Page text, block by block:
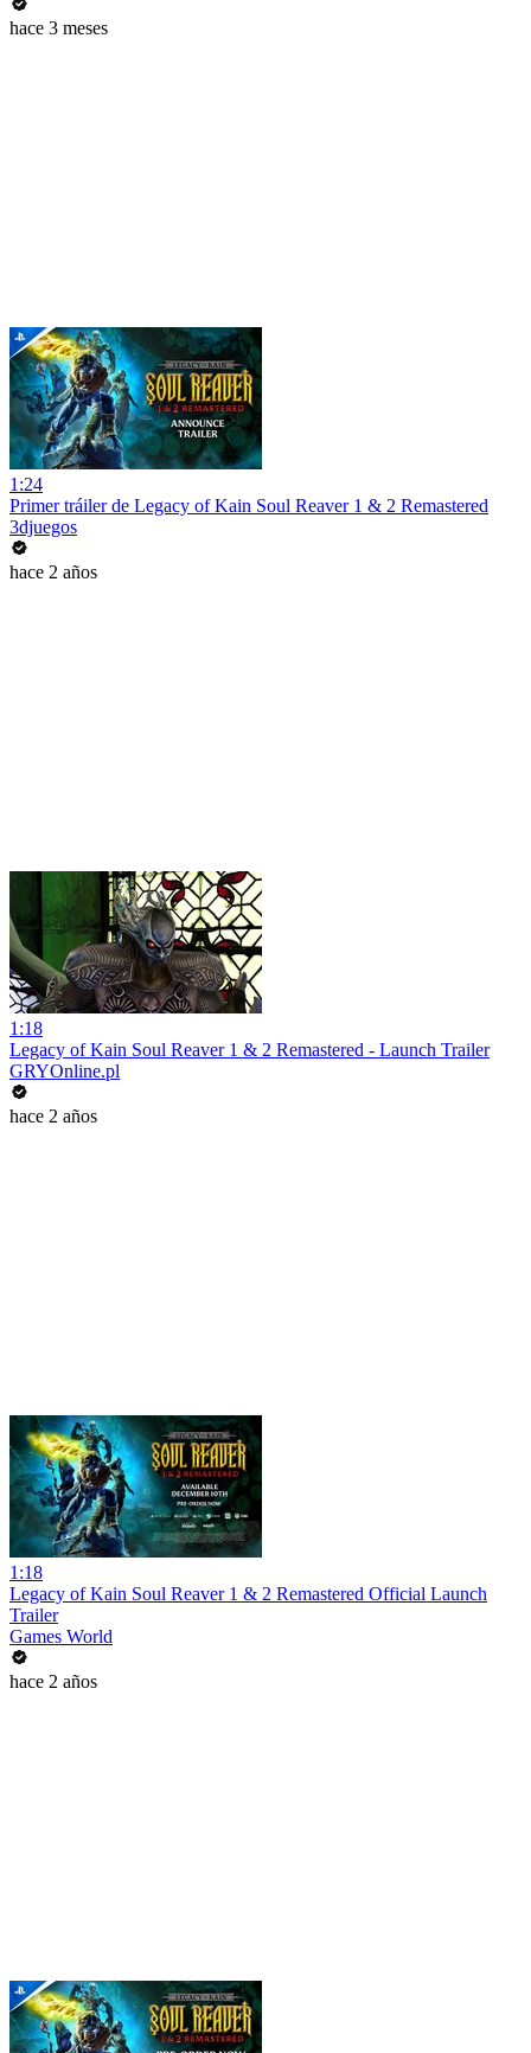
hace 3 meses
1:24
Primer tráiler de Legacy of Kain Soul Reaver 1 & 2 Remastered
3djuegos
hace 2 años
1:18
Legacy of Kain Soul Reaver 1 & 2 Remastered - Launch Trailer
GRYOnline.pl
hace 2 años
1:18
Legacy of Kain Soul Reaver 1 & 2 Remastered Official Launch
Trailer
Games World
hace 2 años